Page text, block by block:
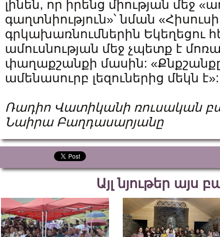
լինեն, որ իրենց միության մեջ
գաղտնիություն»՝ նման «Հիսուսի
գրկախառնումներին Եկեղեցու
ամուսնության մեջ չպետք է
փաղաքշանքի մասին:
ամենասուրբ լեզուներից մեկն է»:
Ռադիո Վատիկանի ռուսական
Նաիրա Բաղդասարյանը
Այլ նյութեր այս